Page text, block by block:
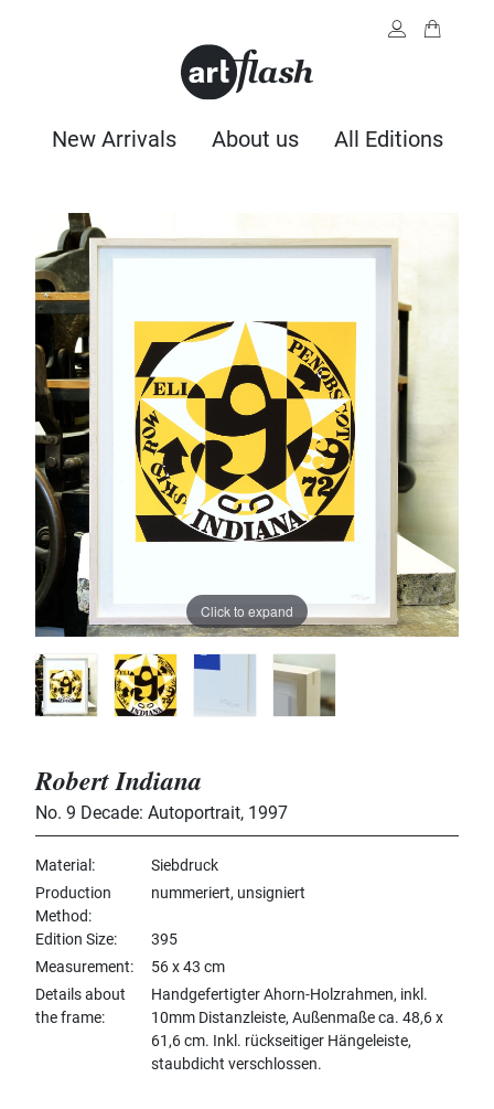
New Arrivals About us All Editions
Click to expand
Robert Indiana
No. 9 Decade: Autoportrait, 1997
Material
Siebdruck
Production
Method
nummeriert, unsigniert
Edition Size
395
Measurement
56 x 43 cm
Details about
the frame
Handgefertigter Ahorn-Holzrahmen, inkl.
10mm Distanzleiste, Außenmaße ca. 48,6 x
61,6 cm. Inkl. rückseitiger Hängeleiste,
staubdicht verschlossen.